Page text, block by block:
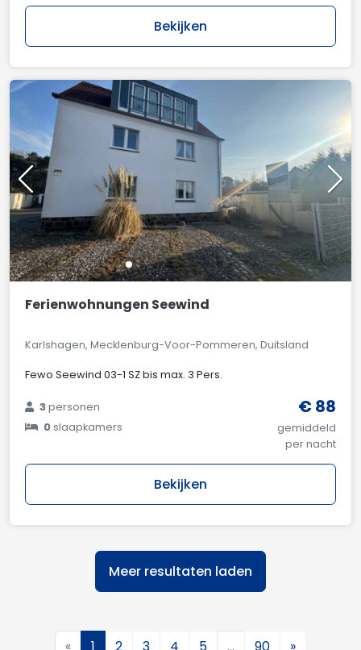
Bekijken
Ferienwohnungen Seewind
Karlshagen, Mecklenburg-Voor-Pommeren, Duitsland
Fewo Seewind 03-1 SZ bis max. 3 Pers.
3personen
0slaapkamers
€ 88
gemiddeld
per nacht
Bekijken
Meer resultaten laden